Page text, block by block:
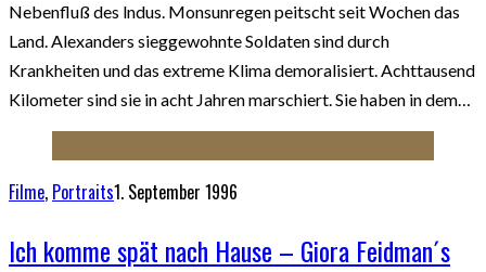
Nebenfluß des lndus. Monsunregen peitscht seit Wochen das
Land. Alexanders sieggewohnte Soldaten sind durch
Krankheiten und das extreme Klima demoralisiert. Achttausend
Kilometer sind sie in acht Jahren marschiert. Sie haben in dem…
Filme, Portraits1. September 1996
Ich komme spät nach Hause – Giora Feidman´s